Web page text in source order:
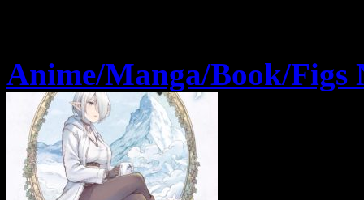
Anime/Manga/Book/Figs